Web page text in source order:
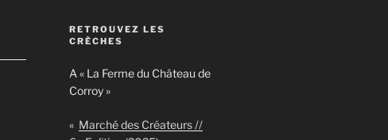
RETROUVEZ LES
CRÈCHES
A « La Ferme du Château de
Corroy »
« Marché des Créateurs //